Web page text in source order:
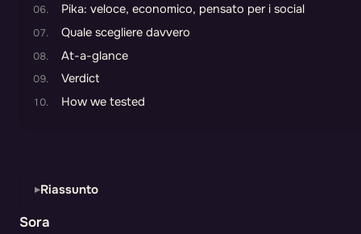
Riassunto
Pika: veloce, economico, pensato per i social
Quale scegliere davvero
At-a-glance
Verdict
How we tested
Sora